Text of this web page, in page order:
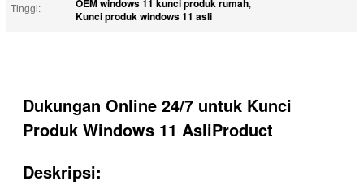
Tinggi:
OEM windows 11 kunci produk rumah,
Kunci produk windows 11 asli
Dukungan Online 24/7 untuk Kunci
Produk Windows 11 AsliProduct
Deskripsi: